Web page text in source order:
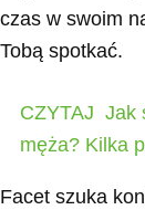
czas w swoim
Tobą spotkać.
CZYTAJ Jak
męża? Kilka
Facet szuka